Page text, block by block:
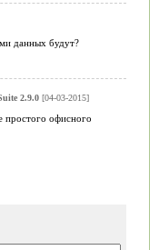
данных будут?
2.9.0[04-03-2015]
простого офисного